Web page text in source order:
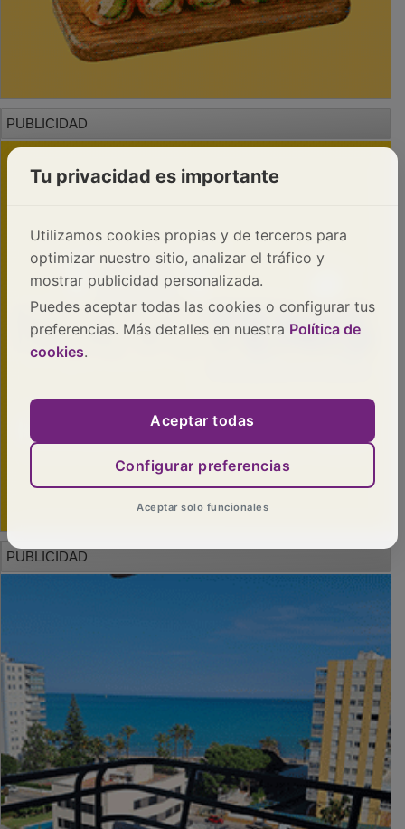
PUBLICIDAD
Tu privacidad es importante
Utilizamos cookies propias y de terceros para
optimizar nuestro sitio, analizar el tráfico y
mostrar publicidad personalizada.
Puedes aceptar todas las cookies o configurar tus
preferencias. Más detalles en nuestra Política de
cookies.
Aceptar todas
Configurar preferencias
Aceptar solo funcionales